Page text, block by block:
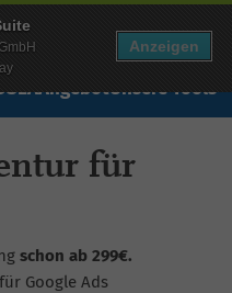
uns Free Account
SEAAngebotUnsere Tools
für
schon ab 299€.
für Google Ads
Anzeigen